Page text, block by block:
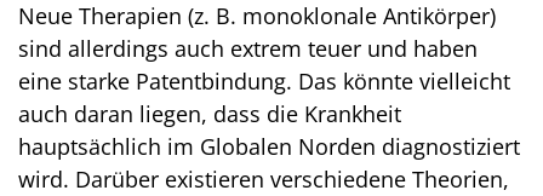
Neue Therapien (z. B. monoklonale Antikörper)
sind allerdings auch extrem teuer und haben
eine starke Patentbindung. Das könnte vielleicht
auch daran liegen, dass die Krankheit
hauptsächlich im Globalen Norden diagnostiziert
wird. Darüber existieren verschiedene Theorien,